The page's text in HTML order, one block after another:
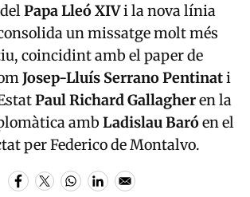
Papa Lleó XIVi la nova línia
un missatge molt més
coincidint amb el paper de
Josep-Lluís Serrano Pentinati
Paul Richard Gallagheren la
amb Ladislau Baróen el
per Federico de Montalvo.